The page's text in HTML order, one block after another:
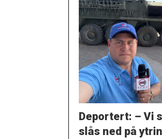
Deportert: – Vi
slås ned på